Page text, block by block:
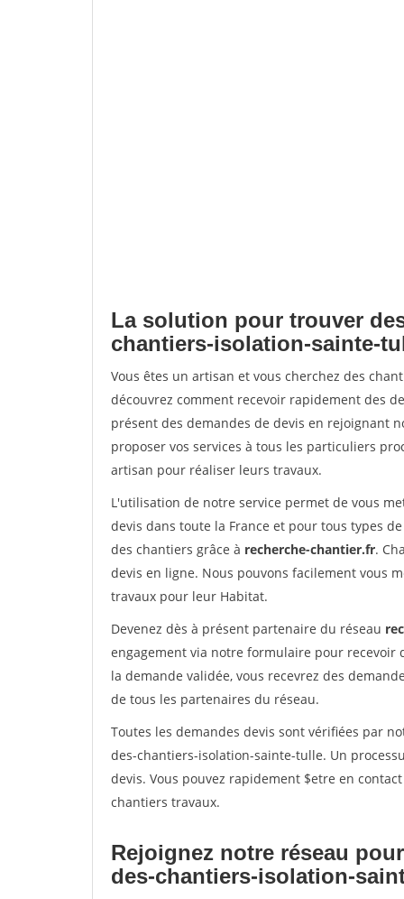
La solution pour trouver
chantiers-isolation-sainte-
Vous êtes un artisan et vous cherchez des
découvrez comment recevoir rapidement des
présent des demandes de devis en rejoignant
proposer vos services à tous les particuliers
artisan pour réaliser leurs travaux.
L'utilisation de notre service permet de vous
devis dans toute la France et pour tous types
des chantiers grâce à recherche-chantier.fr.
devis en ligne. Nous pouvons facilement vous
travaux pour leur Habitat.
Devenez dès à présent partenaire du réseau
engagement via notre formulaire pour recevoir
la demande validée, vous recevrez des
de tous les partenaires du réseau.
Toutes les demandes devis sont vérifiées par
des-chantiers-isolation-sainte-tulle. Un
devis. Vous pouvez rapidement $etre en
chantiers travaux.
Rejoignez notre réseau
des-chantiers-isolation-